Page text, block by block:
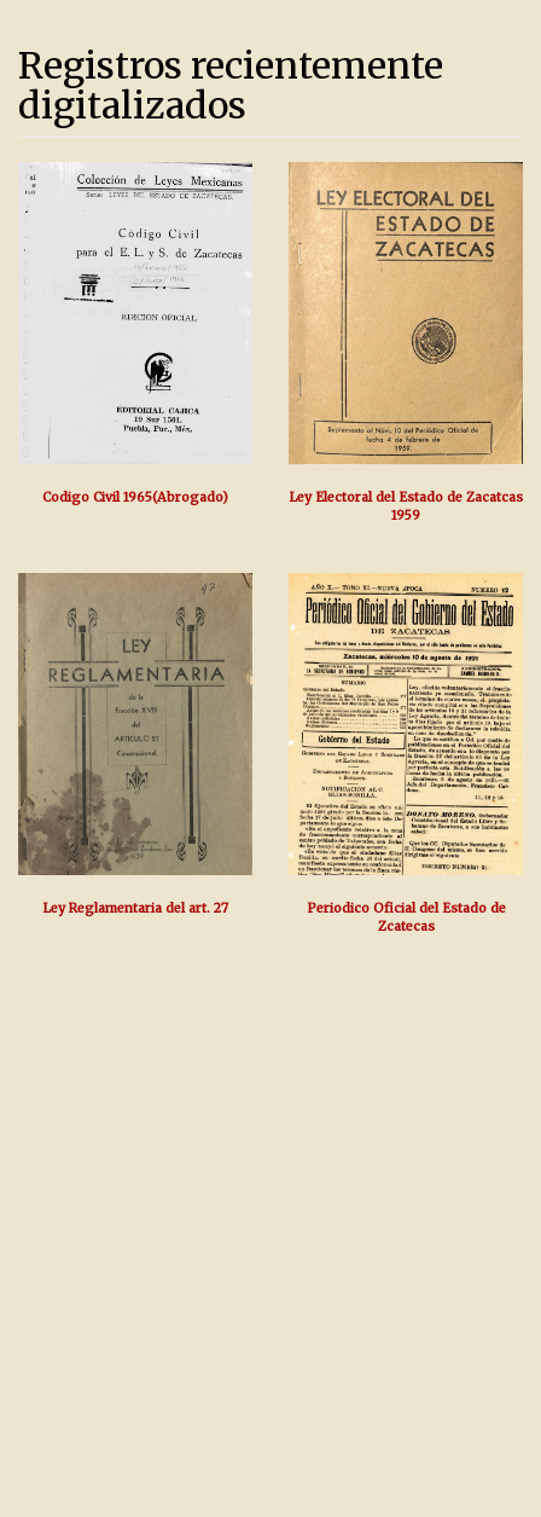
Registros recientemente
digitalizados
Codigo Civil 1965(Abrogado)
Ley Electoral del Estado de Zacatcas
1959
Ley Reglamentaria del art. 27
Periodico Oficial del Estado de
Zcatecas